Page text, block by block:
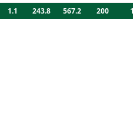
1.1 243.8 567.2 200